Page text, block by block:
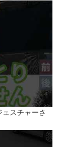
ェスチャーさ